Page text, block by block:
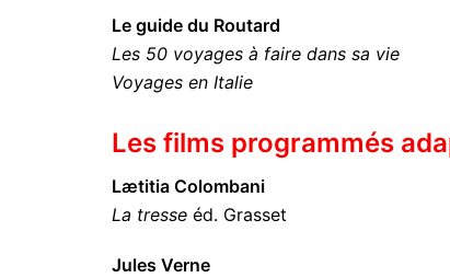
Le guide du Routard
Les 50 voyages à faire dans sa vie
Voyages en Italie
Les films programmés
Lætitia Colombani
La tresse éd. Grasset
Jules Verne